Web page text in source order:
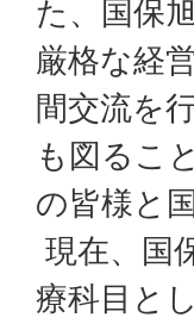
た、国保
厳格な経
間交流を
も図るこ
の皆様と
現在、国
療科目と